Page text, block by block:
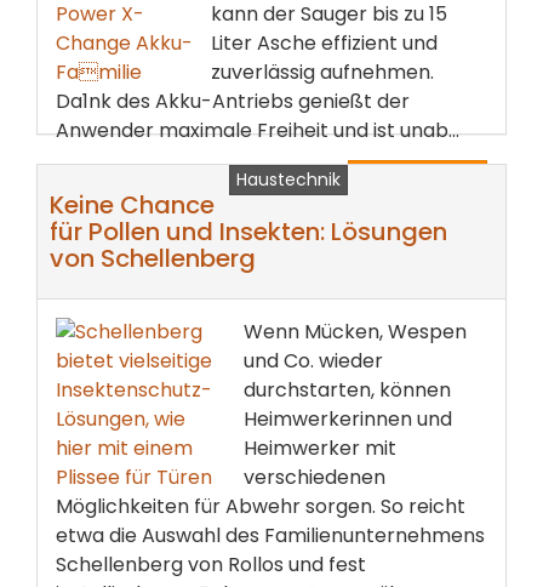
kann der Sauger bis zu 15
Liter Asche effizient und
zuverlässig aufnehmen.
Da1nk des Akku-Antriebs genießt der
Anwender maximale Freiheit und ist unab...
Haustechnik
Keine Chance
für Pollen und Insekten: Lösungen
von Schellenberg
Wenn Mücken, Wespen
und Co. wieder
durchstarten, können
Heimwerkerinnen und
Heimwerker mit
verschiedenen
Möglichkeiten für Abwehr sorgen. So reicht
etwa die Auswahl des Familienunternehmens
Schellenberg von Rollos und fest